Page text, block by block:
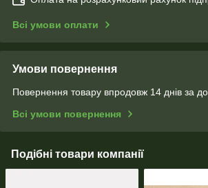
Всі умови оплати
Умови повернення
Повернення товару впродовж 14 днів за
Всі умови повернення
Подібні товари компанії